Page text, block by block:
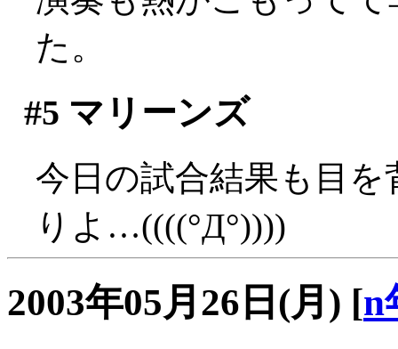
た。
#5 マリーンズ
今日の試合結果も目
りよ…((((°Д°))))
2003年05月26日(月) [n